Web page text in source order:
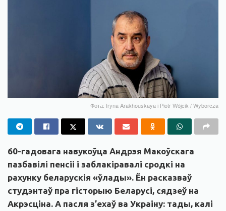
Фота: Iryna Arakhouskaya i Piotr Wójcik / Wyborcza
60-гадовага навукоўца Андрэя Макоўскага
пазбавілі пенсіі і заблакіравалі сродкі на
рахунку беларускія «ўлады». Ён расказваў
студэнтаў пра гісторыю Беларусі, сядзеў на
Акрэсціна. А пасля з’ехаў ва Украіну: тады, калі